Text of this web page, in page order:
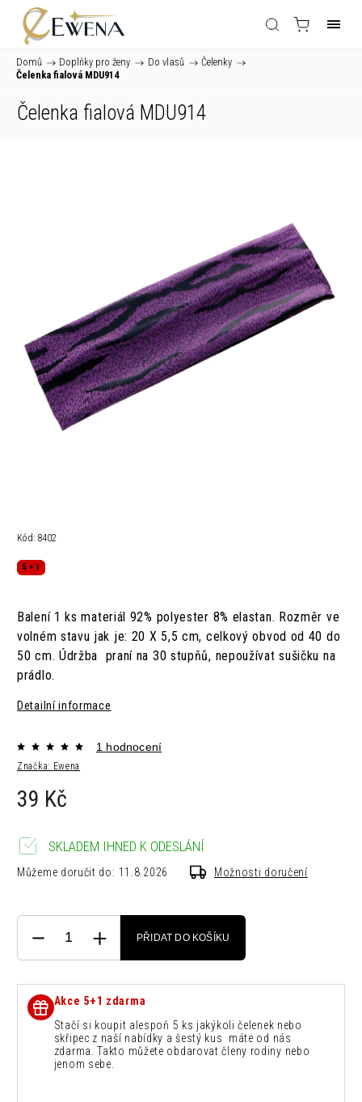
Domů / Doplňky pro ženy / Do vlasů / Čelenky /
Čelenka fialová MDU914
Čelenka fialová MDU914
Kód: 8402
5 + 1
Balení 1 ksmateriál 92% polyester 8% elastan. Rozměr ve
volném stavu jak je: 20 X 5,5 cm, celkový obvod od 40 do
50 cm. Údržba praní na 30 stupňů, nepoužívat sušičku na
prádlo.
Detailní informace
Značka: Ewena
1 hodnocení
39 Kč
SKLADEM IHNED K ODESLÁNÍ
Můžeme doručit do: 11.8.2026 Možnosti doručení
PŘIDAT DO KOŠÍKU
Akce 5+1 zdarma
Stačí si koupit alespoň 5 ks jakýkoli čelenek nebo
skřipec z naší nabídky a šestý kus máte od nás
zdarma. Takto můžete obdarovat členy rodiny nebo
jenom sebe.